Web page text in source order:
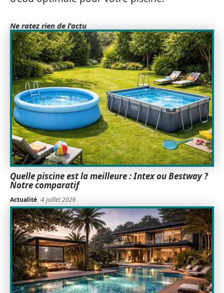
Ne ratez rien de l'actu
Quelle piscine est la meilleure : Intex ou Bestway ?
Notre comparatif
Actualité 4 juillet 2026